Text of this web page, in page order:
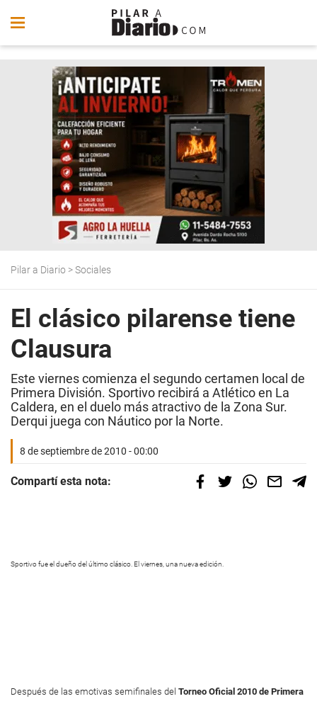
Pilar a Diario >Sociales
El clásico pilarense tiene
Clausura
Este viernes comienza el segundo certamen local de
Primera División. Sportivo recibirá a Atlético en La
Caldera, en el duelo más atractivo de la Zona Sur.
Derqui juega con Náutico por la Norte.
8 de septiembre de 2010 - 00:00
Compartí esta nota:
Sportivo fue el dueño del último clásico. El viernes, una nueva edición.
Después de las emotivas semifinales del Torneo Oficial 2010 de Primera